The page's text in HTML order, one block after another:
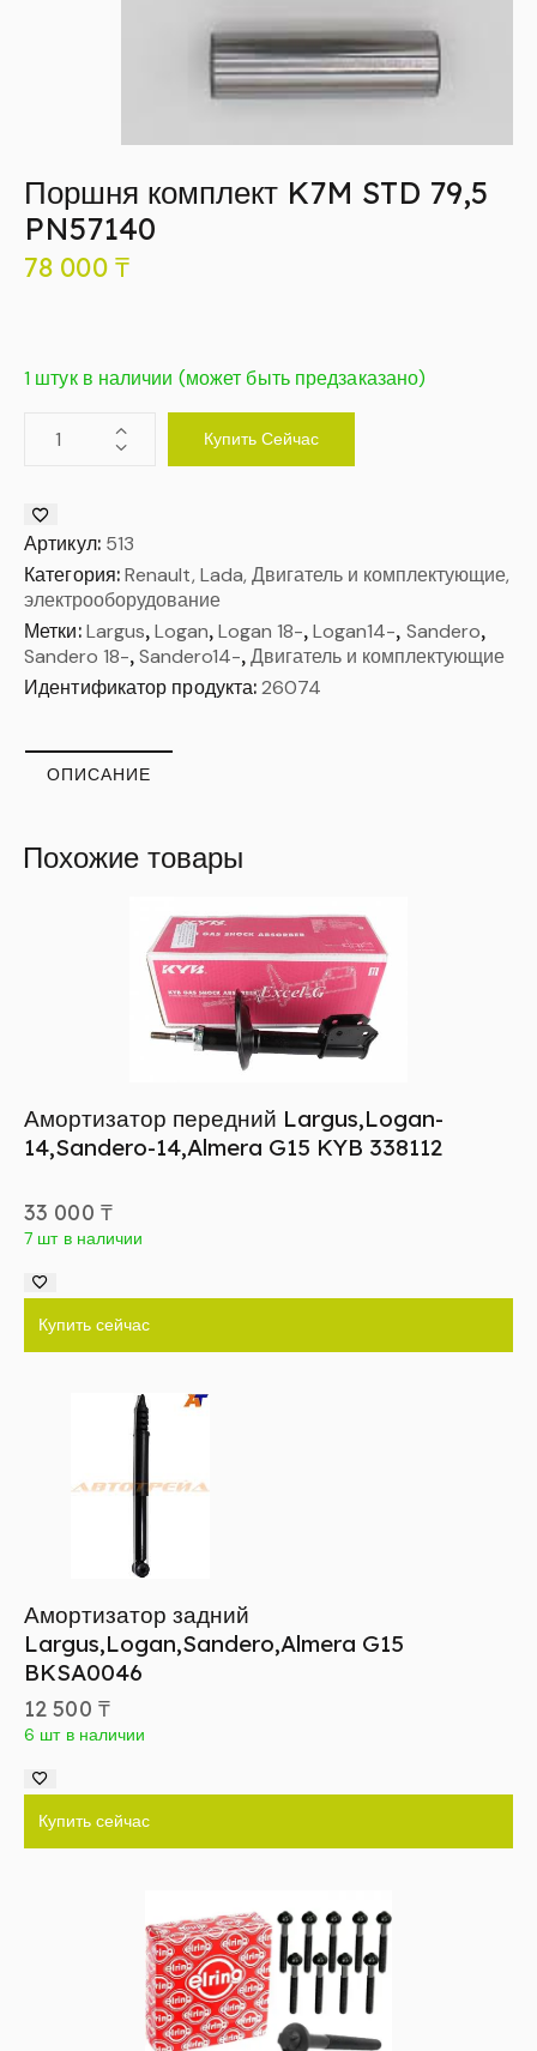
Поршня комплект K7M STD 79,5
PN57140
78 000 ₸
1 штук в наличии (может быть предзаказано)
Купить Сейчас
Артикул: 513
Категория:Renault, Lada, Двигатель и комплектующие,
электрооборудование
Метки: Largus, Logan,Logan 18-,Logan14-, Sandero,
Sandero 18-,Sandero14-,Двигатель и комплектующие
Идентификатор продукта:26074
ОПИСАНИЕ
Похожие товары
Амортизатор передний Largus,Logan-
14,Sandero-14,Almera G15 KYB 338112
33 000 ₸
7 шт в наличии
Купить сейчас
Амортизатор задний
Largus,Logan,Sandero,Almera G15
BKSA0046
12 500 ₸
6 шт в наличии
Купить сейчас